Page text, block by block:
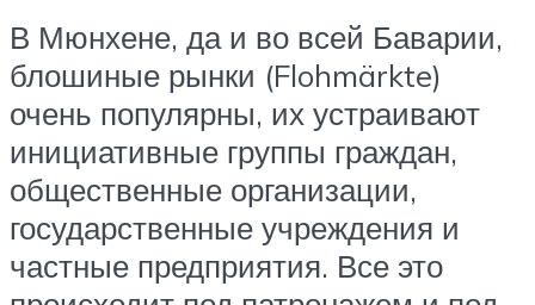
В Мюнхене, да и во всей Баварии,
блошиные рынки (Flohmärkte)
очень популярны, их устраивают
инициативные группы граждан,
общественные организации,
государственные учреждения и
частные предприятия. Все это